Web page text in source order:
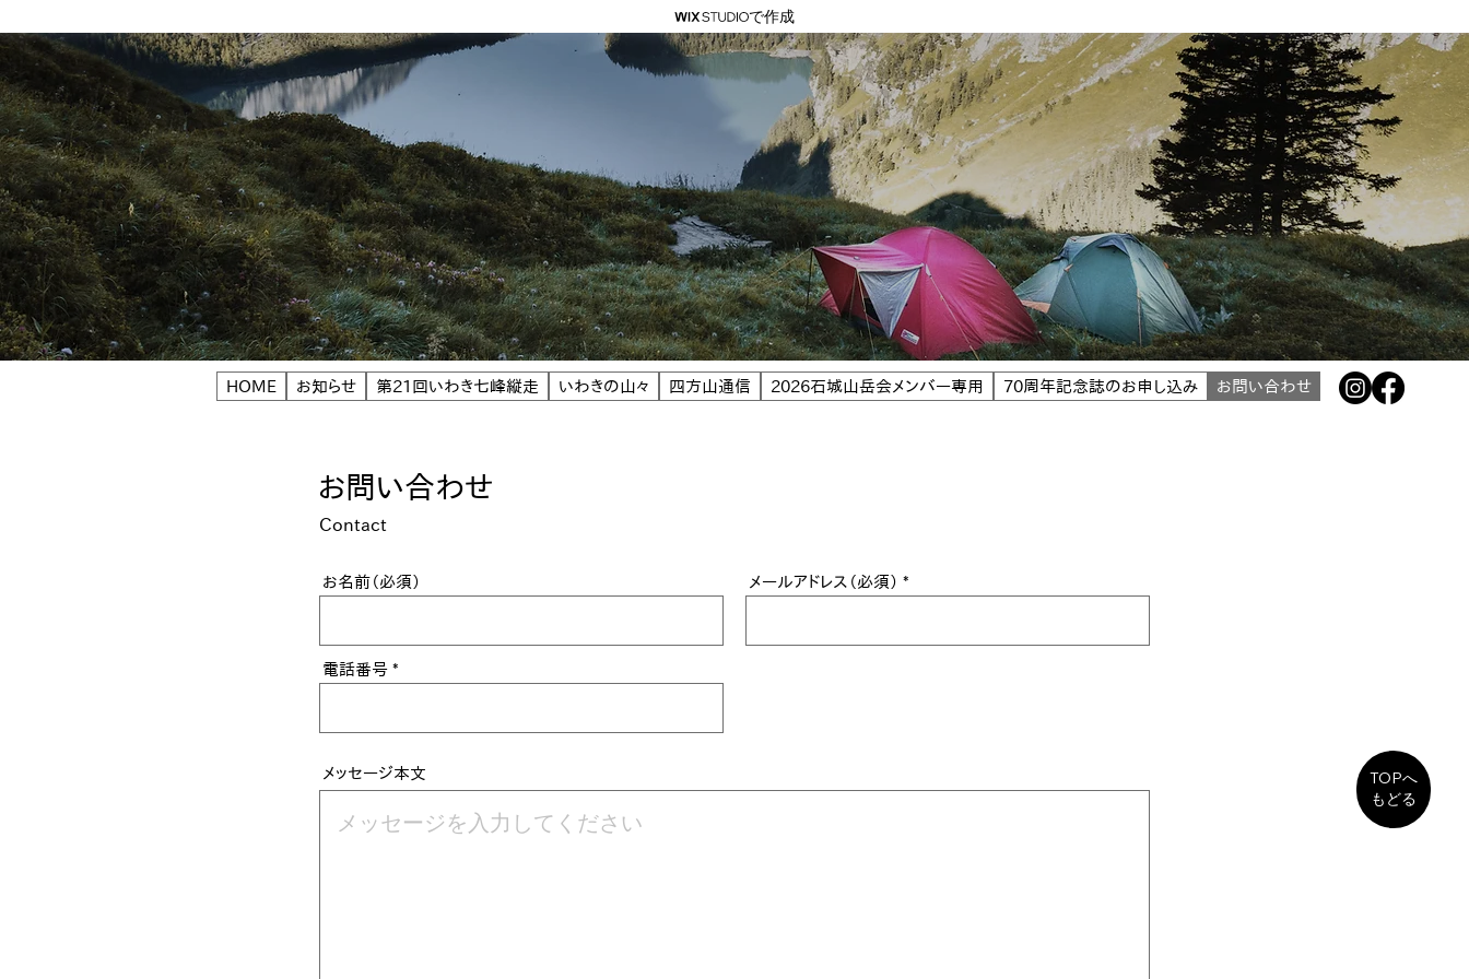
で作成
HOME お知らせ 第21回いわき七峰縦走 いわきの山々 四方山通信 2026石城山岳会メンバー専用 70周年記念誌のお申し込み お問い合わせ
お問い合わせ
Contact
お名前（必須）
電話番号
メッセージ本文
メールアドレス（必須）
TOPへ
もどる